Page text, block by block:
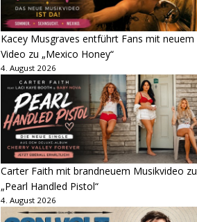
Kacey Musgraves entführt Fans mit neuem
Video zu „Mexico Honey“
4. August 2026
Carter Faith mit brandneuem Musikvideo zu
„Pearl Handled Pistol“
4. August 2026